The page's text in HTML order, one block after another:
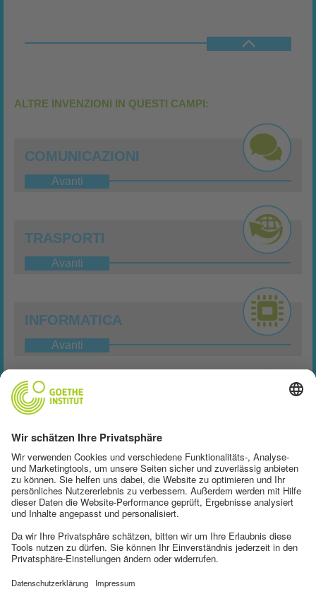
ALTRE INVENZIONI IN QUESTI CAMPI:
COMUNICAZIONI
Avanti
TRASPORTI
Avanti
INFORMATICA
Avanti
OTTICA
MEDICINA
Avanti
TECNOLOGIA DEI MATERIALI